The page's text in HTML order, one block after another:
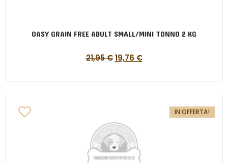
OASY GRAIN FREE ADULT SMALL/MINI TONNO 2 KG
21,95€ 19,76 €
IN OFFERTA!